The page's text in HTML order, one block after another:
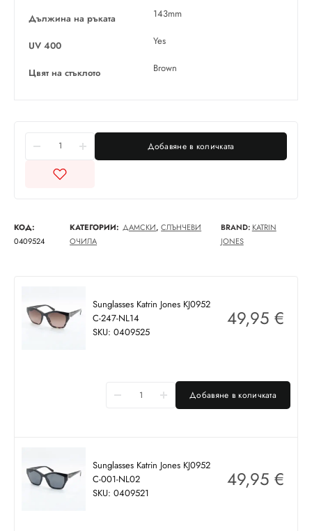
Дължина на ръката 143mm
UV 400 Yes
Цвят на стъклото Brown
Добавяне в количката
КОД:
0409524
КАТЕГОРИИ: ДАМСКИ,СЛЪНЧЕВИ
ОЧИЛА
BRAND: KATRIN
JONES
Sunglasses Katrin Jones KJ0952
C-247-NL14
SKU: 0409525
49,95 €
Добавяне в количката
Sunglasses Katrin Jones KJ0952
C-001-NL02
SKU: 0409521
49,95 €